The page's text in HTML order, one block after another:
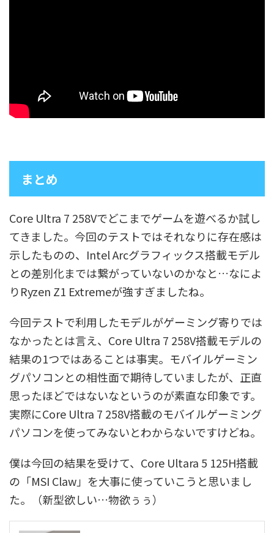
まとめ
Core Ultra 7 258Vでどこまでゲームを遊べるか試し
てきました。今回のテストではそれなりに存在感は
示したものの、Intel Arcグラフィックス搭載モデル
との差別化までは繋がっていないのかなと…なによ
りRyzen Z1 Extremeが強すぎましたね。
今回テストで利用したモデルがゲーミング寄りでは
なかったとは言え、Core Ultra 7 258V搭載モデルの
結果の1つではあることは事実。モバイルゲーミン
グパソコンとの相性面で期待していましたが、正直
思ったほどではないなというのが素直な印象です。
実際にCore Ultra 7 258V搭載のモバイルゲーミング
パソコンを使ってみないとわからないですけどね。
僕は今回の結果を受けて、Core Ultara 5 125H搭載
の「MSI Claw」を大事に使っていこうと思いまし
た。（新型欲しい…物欲ぅぅ）